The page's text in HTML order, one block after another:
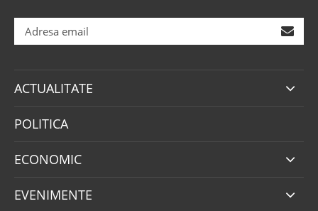
ACTUALITATE
POLITICA
ECONOMIC
EVENIMENTE